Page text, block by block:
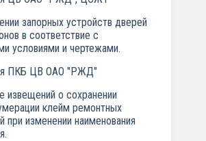
запорных устройств дверей
в соответствие с
условиями и чертежами.
ПКБ ЦВ ОАО "РЖД"
извещений о сохранении
клейм ремонтных
при изменении наименования